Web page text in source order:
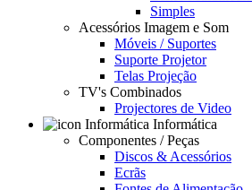
Simples
Acessórios Imagem e Som
Móveis / Suportes
Suporte Projetor
Telas Projeção
TV's Combinados
Projectores de Video
Informática
Componentes / Peças
Discos & Acessórios
Ecrãs